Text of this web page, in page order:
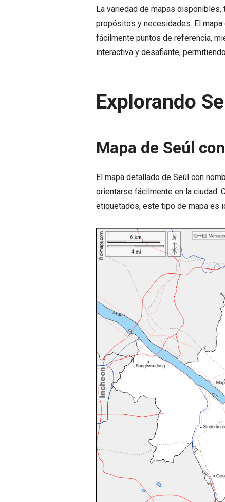
La variedad de mapas
propósitos y necesidades. El
fácilmente puntos de referencia,
interactiva y desafiante,
Explorando
Mapa de Seúl
El mapa detallado de Seúl con
orientarse fácilmente en la ciudad.
etiquetados, este tipo de mapa es